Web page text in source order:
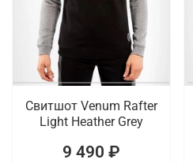
Свитшот Venum Rafter
Light Heather Grey
9 490 ₽